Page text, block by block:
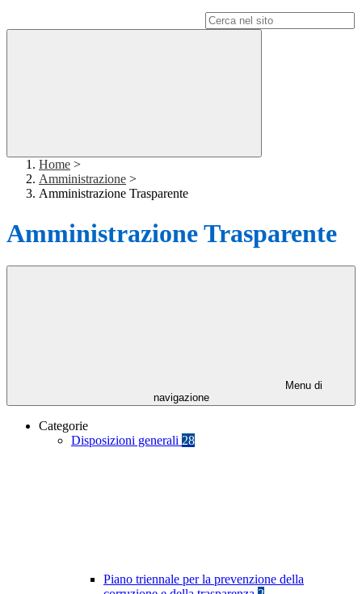
Home >
Amministrazione >
Amministrazione Trasparente
Amministrazione Trasparente
Menu di
navigazione
Categorie
Disposizioni generali 28
Piano triennale per la prevenzione della